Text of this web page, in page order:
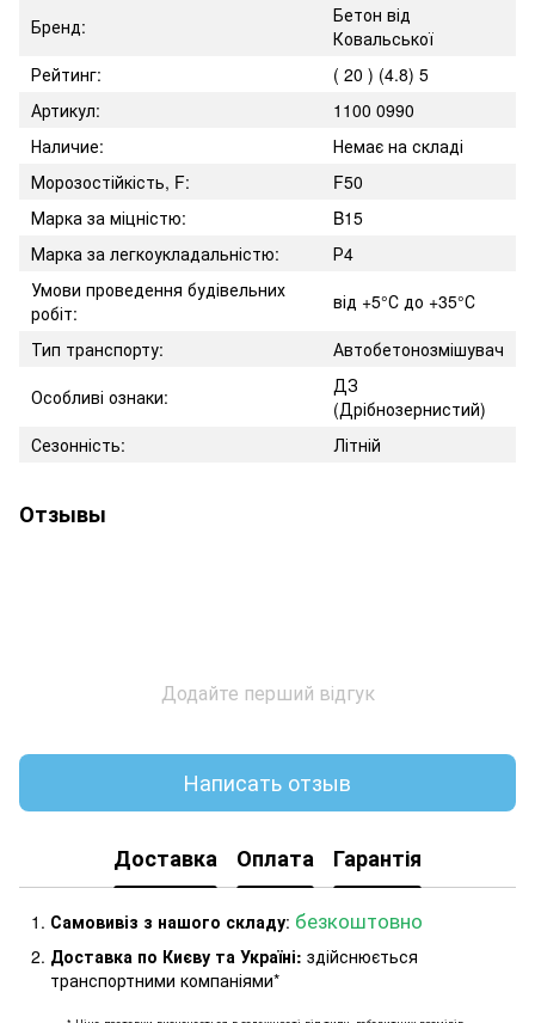
Бренд:
Бетон від
Ковальської
Рейтинг:
( 20 ) (4.8) 5
Артикул:
1100 0990
Наличие:
Немає на складі
Морозостійкість, F:
F50
Марка за міцністю:
B15
Марка за легкоукладальністю:
Р4
Умови проведення будівельних
робіт:
від +5°С до +35°С
Тип транспорту:
Автобетонозмішувач
Особливі ознаки:
ДЗ
(Дрібнозернистий)
Сезонність:
Літній
Отзывы
Додайте перший відгук
Написать отзыв
Доставка Оплата Гарантія
Самовивіз з нашого складу: безкоштовно
Доставка по Києву та Україні: здійснюється
транспортними компаніями*